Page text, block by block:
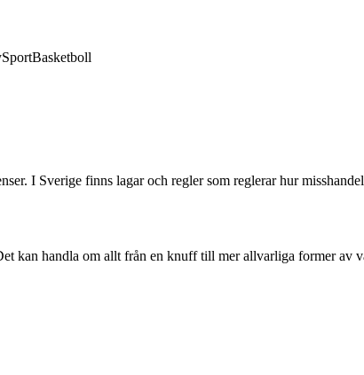
SportBasketboll
I Sverige finns lagar och regler som reglerar hur
kan handla om allt från en knuff till mer allvarliga former av